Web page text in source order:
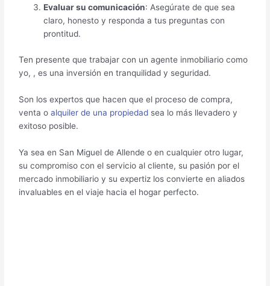
Evaluar su comunicación: Asegúrate de que sea
claro, honesto y responda a tus preguntas con
prontitud.
Ten presente que trabajar con un agente inmobiliario como
yo, , es una inversión en tranquilidad y seguridad.
Son los expertos que hacen que el proceso de compra,
venta oalquiler de una propiedad sea lo más llevadero y
exitoso posible.
Ya sea en San Miguel de Allende o en cualquier otro lugar,
su compromiso con el servicio al cliente, su pasión por el
mercado inmobiliario y su expertiz los convierte en aliados
invaluables en el viaje hacia el hogar perfecto.